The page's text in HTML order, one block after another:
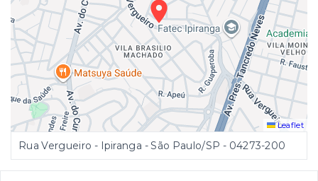
Leaflet
Rua Vergueiro - Ipiranga - São Paulo/SP - 04273-200